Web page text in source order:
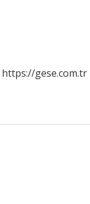
https://gese.com.tr